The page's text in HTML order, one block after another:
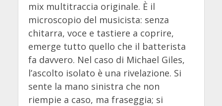
mix multitraccia originale. È il
microscopio del musicista: senza
chitarra, voce e tastiere a coprire,
emerge tutto quello che il batterista
fa davvero. Nel caso di Michael Giles,
l’ascolto isolato è una rivelazione. Si
sente la mano sinistra che non
riempie a caso, ma fraseggia; si